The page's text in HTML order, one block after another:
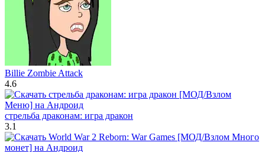
Billie Zombie Attack
4.6
стрельба драконам: игра дракон
3.1